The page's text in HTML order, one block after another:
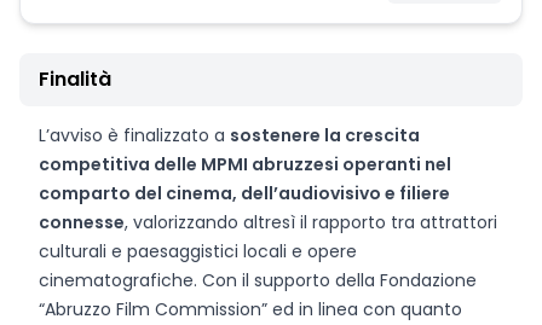
Finalità
L’avviso è finalizzato a sostenere la crescita
competitiva delle MPMI abruzzesi operanti nel
comparto del cinema, dell’audiovisivo e filiere
connesse, valorizzando altresì il rapporto tra attrattori
culturali e paesaggistici locali e opere
cinematografiche. Con il supporto della Fondazione
“Abruzzo Film Commission” ed in linea con quanto